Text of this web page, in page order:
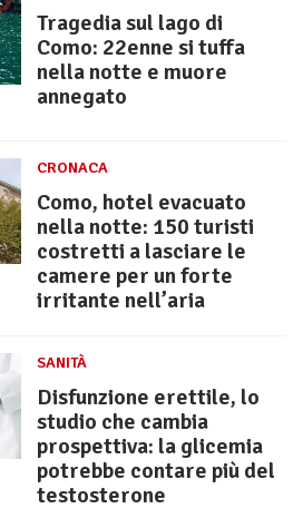
Tragedia sul lago di
Como: 22enne si tuffa
nella notte e muore
annegato
CRONACA
Como, hotel evacuato
nella notte: 150 turisti
costretti a lasciare le
camere per un forte
irritante nell’aria
SANITÀ
Disfunzione erettile, lo
studio che cambia
prospettiva: la glicemia
potrebbe contare più del
testosterone